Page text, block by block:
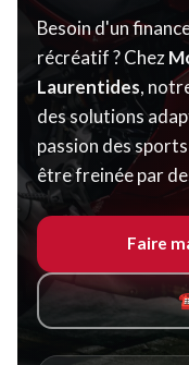
Besoin d'un
récréatif ? Chez
Laurentides,
des solutions
passion des
être freinée par
Faire